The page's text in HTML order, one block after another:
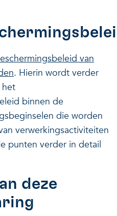
van
. Hierin wordt verder
binnen de
die worden
verwerkingsactiviteiten
punten verder in detail
deze